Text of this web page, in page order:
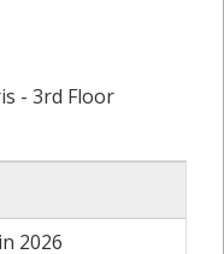
- 3rd Floor
2026